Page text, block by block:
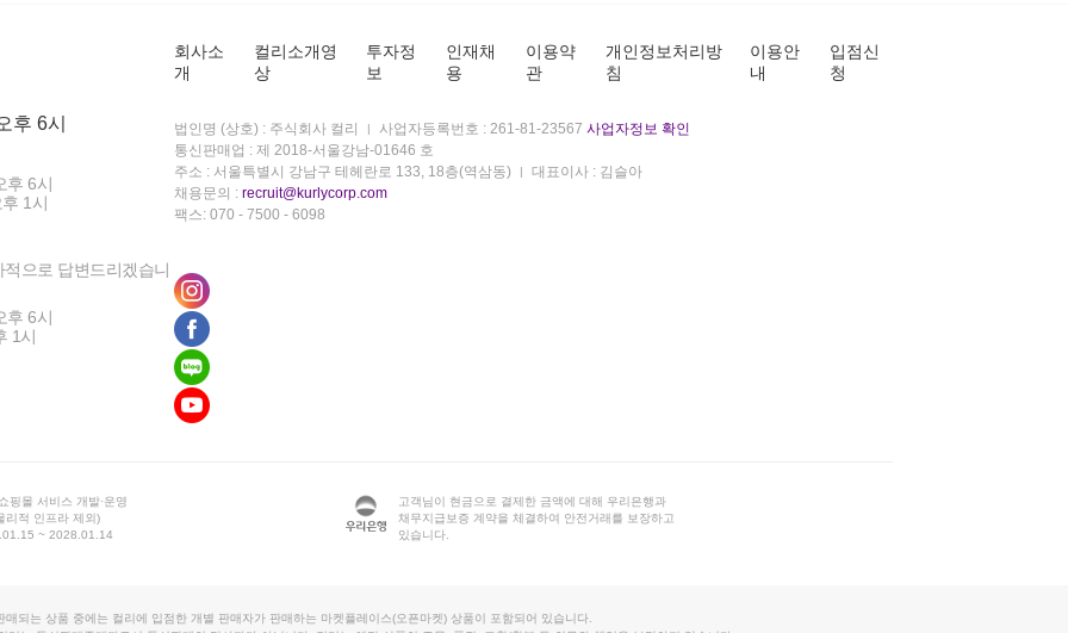
후 6시
후 6시
1시
으로 답변드리겠습니
후 6시
1시
회사소
개
컬리소개영
상
투자정
보
인재채
용
이용약
관
개인정보처리방
침
이용안
내
입점신
청
법인명 (상호) : 주식회사 컬리 사업자등록번호 : 261-81-23567 사업자정보 확인
통신판매업 : 제 2018-서울강남-01646 호
주소 : 서울특별시 강남구 테헤란로 133, 18층(역삼동)
대표이사 : 김슬아
채용문의 : recruit@kurlycorp.com
팩스: 070 - 7500 - 6098
핑몰 서비스 개발·운영
리적 인프라 제외)
~ 2028.01.14
고객님이 현금으로 결제한 금액에 대해 우리은행과
채무지급보증 계약을 체결하여 안전거래를 보장하고
있습니다.
매되는 상품 중에는 컬리에 입점한 개별 판매자가 판매하는 마켓플레이스(오픈마켓) 상품이 포함되어 있습니다.